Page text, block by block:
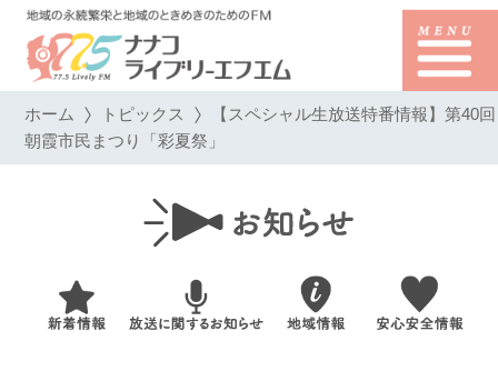
ホーム トピックス 【スペシャル生放送特番情報】第40回
朝霞市民まつり「彩夏祭」